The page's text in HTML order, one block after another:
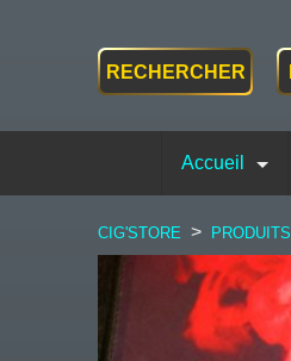
RECHERCHER
Accueil
CIG'STORE > PRODUITS